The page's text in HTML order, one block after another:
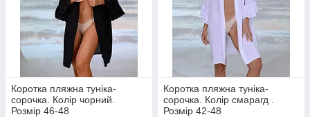
Коротка пляжна туніка-
сорочка. Колір чорний.
Розмір 46-48
Коротка пляжна туніка-
сорочка. Колір смарагд .
Розмір 42-48